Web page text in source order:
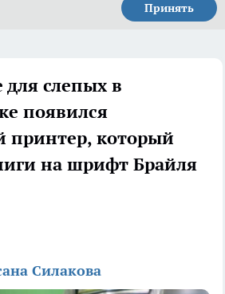
Принять
для слепых в
появился
принтер, который
на шрифт Брайля
Силакова